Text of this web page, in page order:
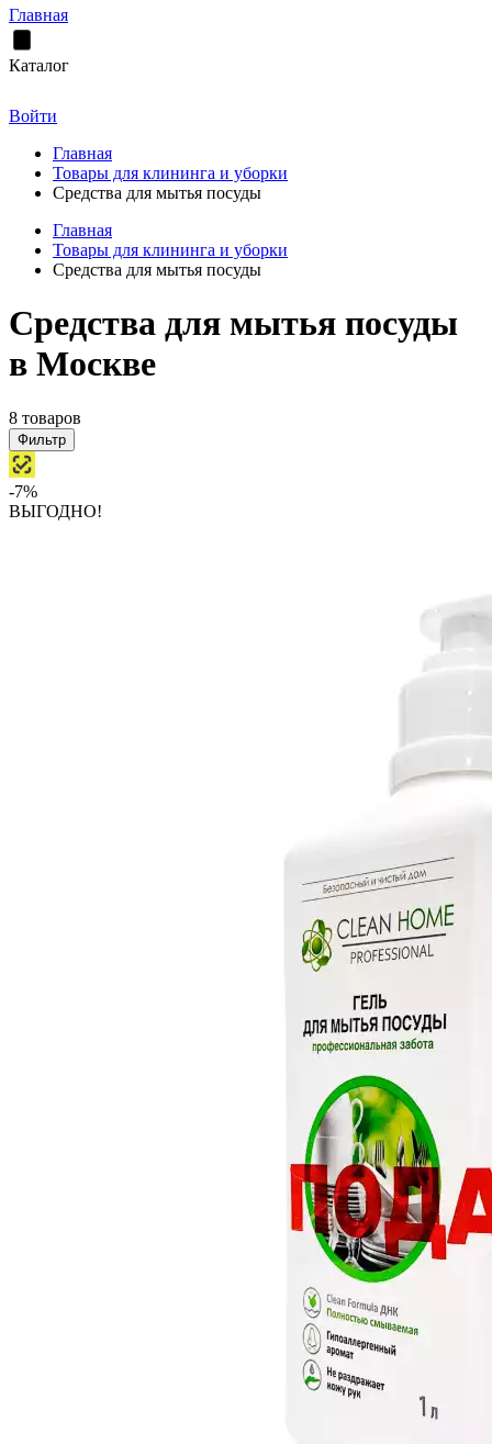
Главная
Каталог
Войти
Главная
Товары для клининга и уборки
Средства для мытья посуды
Главная
Товары для клининга и уборки
Средства для мытья посуды
Средства для мытья посуды
в Москве
8 товаров
Фильтр
-7%
ВЫГОДНО!